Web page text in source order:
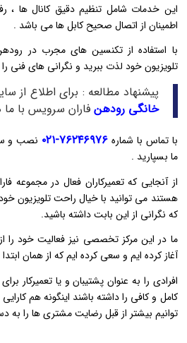
این خدمات شامل تنظیم دقیق کانال ‌ها
اطمینان از اتصال صحیح کابل‌ ها می ‌باشد .
با استفاده از تکنسین‌ های مجرب در
تلویزیون خود لذت ببرید و نگرانی ‌های فنی
پیشنهاد مطالعه : برای اطلاع از
خانگی رودهن فاران سرویس با ما
با تماس با شماره ۷۶۲۴۶۹۷۶-۰۲۱
نصب و
ما بسپارید .
از آنجایی که تعمیرکاران فعال در مجموعه
هستند می توانید با خیال راحت تلویزیون
که نگرانی از این بابت داشته باشید.
ما در این مرکز تخصصی نیز فعالیت خود را
آغاز کرده ایم و سعی کرده ایم که از همان
افرادی را به عنوان پشتیبان و یا تعمیرکار
کامل و کافی را داشته باشند اینگونه هم
توانیم بیشتر از قبل رضایت مشتری ها را به